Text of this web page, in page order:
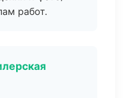
работ.